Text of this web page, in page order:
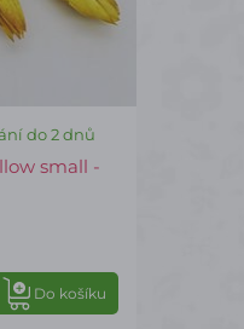
do 2 dnů
small -
Do košíku